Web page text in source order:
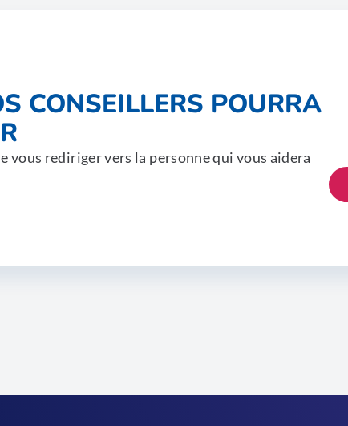
CONSEILLERS POURRA
vous rediriger vers la personne qui vous aidera